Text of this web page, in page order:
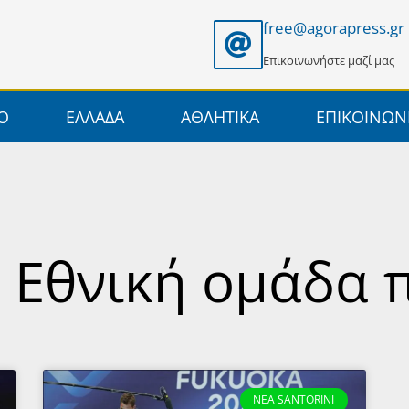
free@agorapress.gr
Επικοινωνήστε μαζί μας
ΕΛΛΑΔΑ ΑΘΛΗΤΙΚΑ
Εθνική ομάδα
NEA SANTORINI